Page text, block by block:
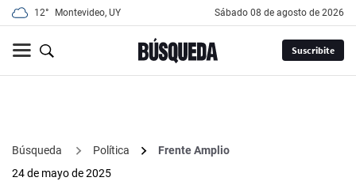
12° Montevideo, UY sábado 08 de agosto de 2026
Suscribite
Búsqueda Política
Frente Amplio
24 de mayo de 2025